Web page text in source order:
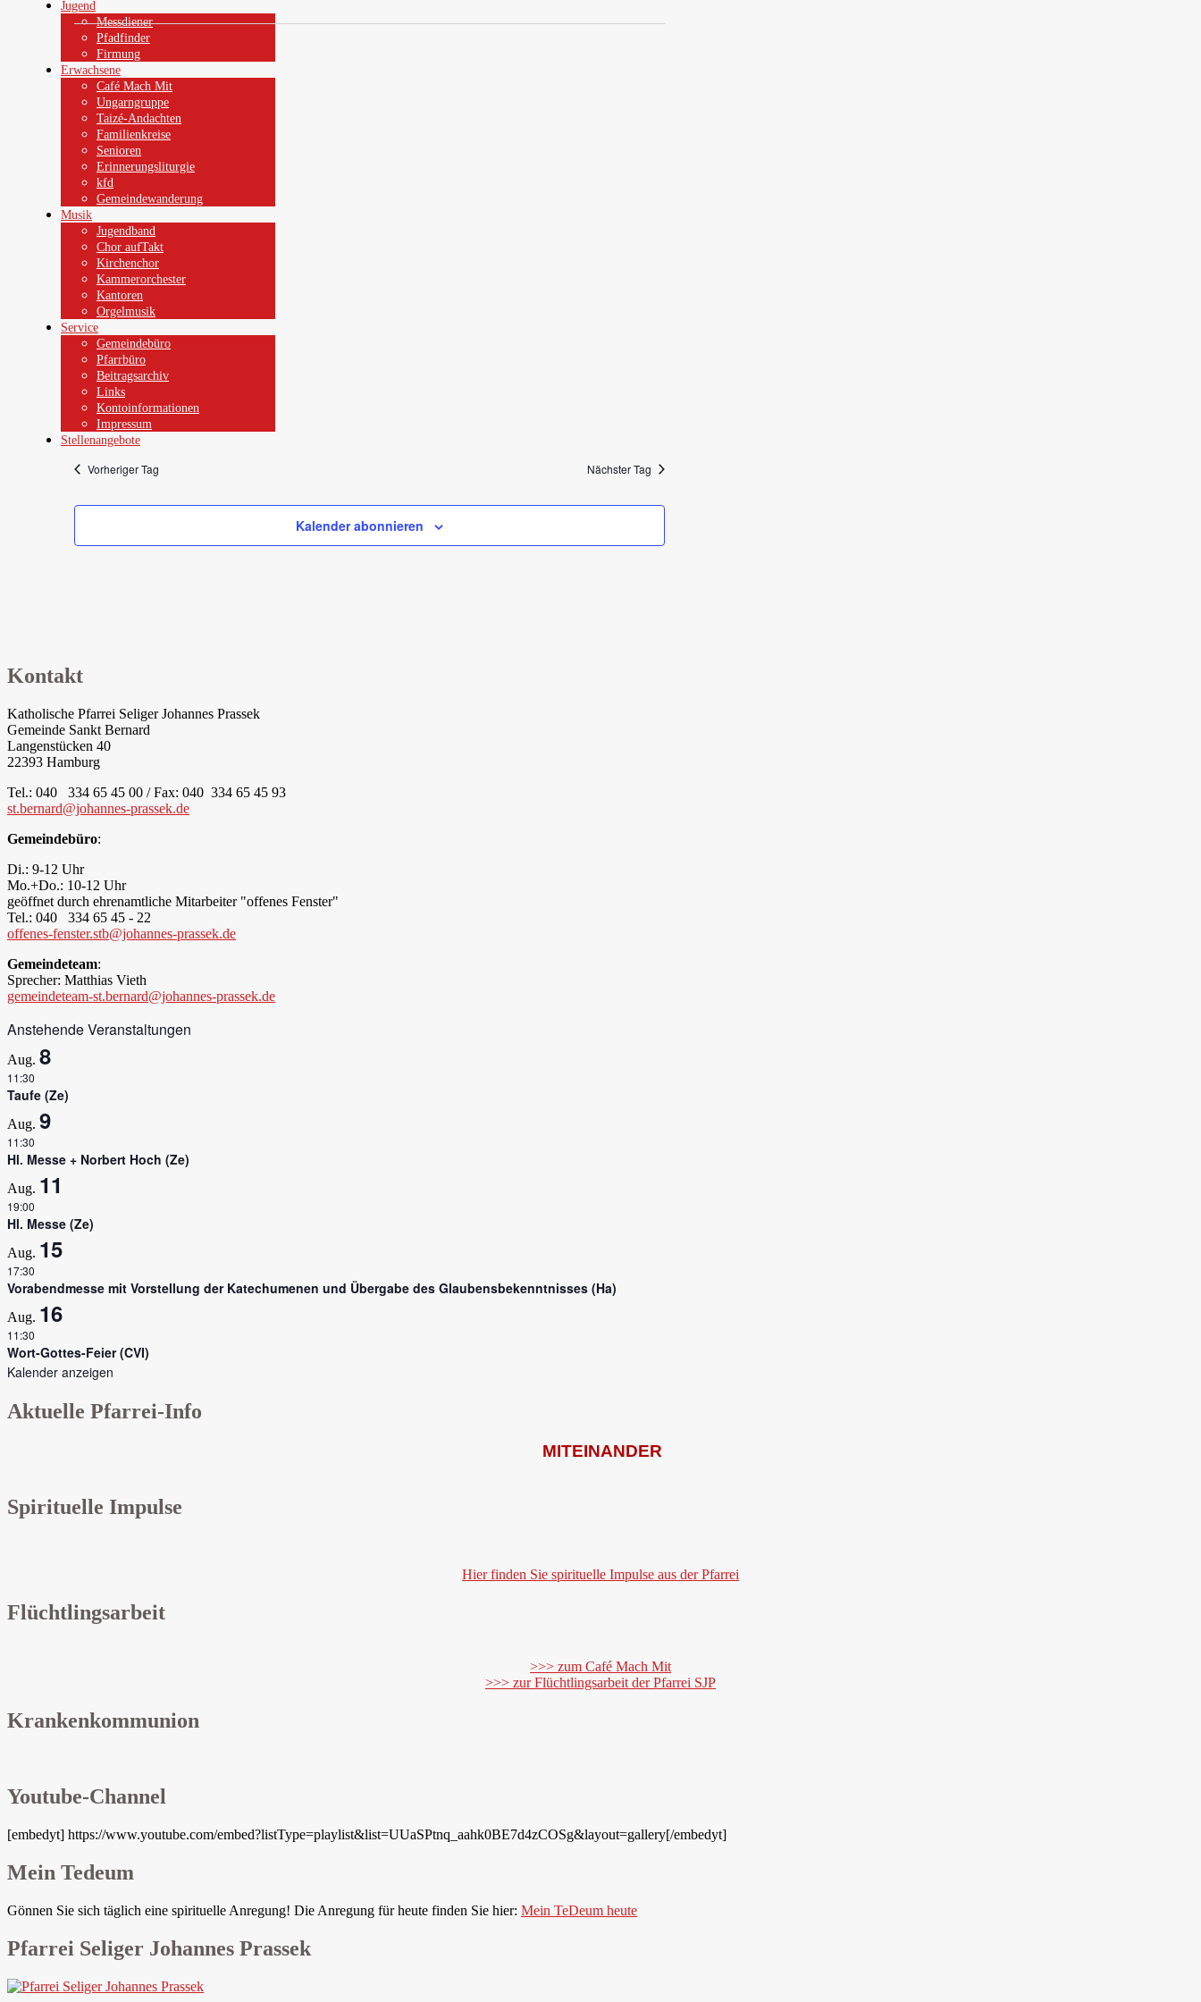
Jugend
Messdiener
Pfadfinder
Firmung
Erwachsene
Café Mach Mit
Ungarngruppe
Taizé-Andachten
Familienkreise
Senioren
Erinnerungsliturgie
kfd
Gemeindewanderung
Musik
Jugendband
Chor aufTakt
Kirchenchor
Kammerorchester
Kantoren
Orgelmusik
Service
Gemeindebüro
Pfarrbüro
Beitragsarchiv
Links
Kontoinformationen
Impressum
Stellenangebote
Vorheriger Tag Nächster Tag
Kalender abonnieren
Kontakt
Katholische Pfarrei Seliger Johannes Prassek
Gemeinde Sankt Bernard
Langenstücken 40
22393 Hamburg
Tel.: 040 334 65 45 00 / Fax: 040 334 65 45 93
st.bernard@johannes-prassek.de
Gemeindebüro:
Di.: 9-12 Uhr
Mo.+Do.: 10-12 Uhr
geöffnet durch ehrenamtliche Mitarbeiter "offenes Fenster"
Tel.: 040 334 65 45 - 22
offenes-fenster.stb@johannes-prassek.de
Gemeindeteam:
Sprecher: Matthias Vieth
gemeindeteam-st.bernard@johannes-prassek.de
Anstehende Veranstaltungen
Aug. 8
11:30
Taufe (Ze)
Aug. 9
11:30
Hl. Messe + Norbert Hoch (Ze)
Aug. 11
19:00
Hl. Messe (Ze)
Aug. 15
17:30
Vorabendmesse mit Vorstellung der Katechumenen und Übergabe des Glaubensbekenntnisses (Ha)
Aug. 16
11:30
Wort-Gottes-Feier (CVI)
Kalender anzeigen
Aktuelle Pfarrei-Info
MITEINANDER
Spirituelle Impulse
Hier finden Sie spirituelle Impulse aus der Pfarrei
Flüchtlingsarbeit
>>> zum Café Mach Mit
>>> zur Flüchtlingsarbeit der Pfarrei SJP
Krankenkommunion
Youtube-Channel
[embedyt] https://www.youtube.com/embed?listType=playlist&list=UUaSPtnq_aahk0BE7d4zCOSg&layout=gallery[/embedyt]
Mein Tedeum
Gönnen Sie sich täglich eine spirituelle Anregung! Die Anregung für heute finden Sie hier: Mein TeDeum heute
Pfarrei Seliger Johannes Prassek